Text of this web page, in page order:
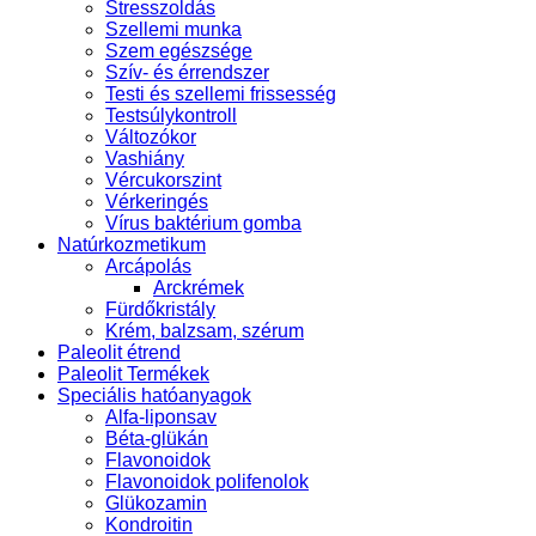
Stresszoldás
Szellemi munka
Szem egészsége
Szív- és érrendszer
Testi és szellemi frissesség
Testsúlykontroll
Változókor
Vashiány
Vércukorszint
Vérkeringés
Vírus baktérium gomba
Natúrkozmetikum
Arcápolás
Arckrémek
Fürdőkristály
Krém, balzsam, szérum
Paleolit étrend
Paleolit Termékek
Speciális hatóanyagok
Alfa-liponsav
Béta-glükán
Flavonoidok
Flavonoidok polifenolok
Glükozamin
Kondroitin